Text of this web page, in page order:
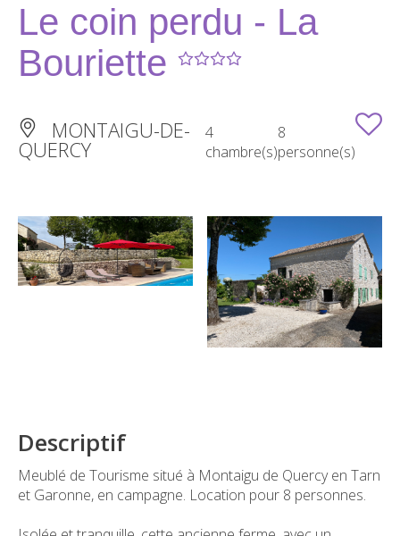
Le coin perdu - La
Bouriette
MONTAIGU-DE-
QUERCY
4
chambre(s)
8
personne(s)
Descriptif
Meublé de Tourisme situé à Montaigu de Quercy en Tarn
et Garonne, en campagne. Location pour 8 personnes.